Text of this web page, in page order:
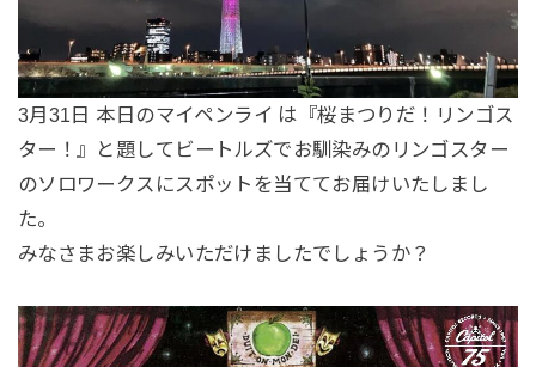
3月31日 本日のマイペンライ は『桜まつりだ！リンゴス
ター！』と題してビートルズでお馴染みのリンゴスター
のソロワークスにスポットを当ててお届けいたしまし
た。
みなさまお楽しみいただけましたでしょうか？